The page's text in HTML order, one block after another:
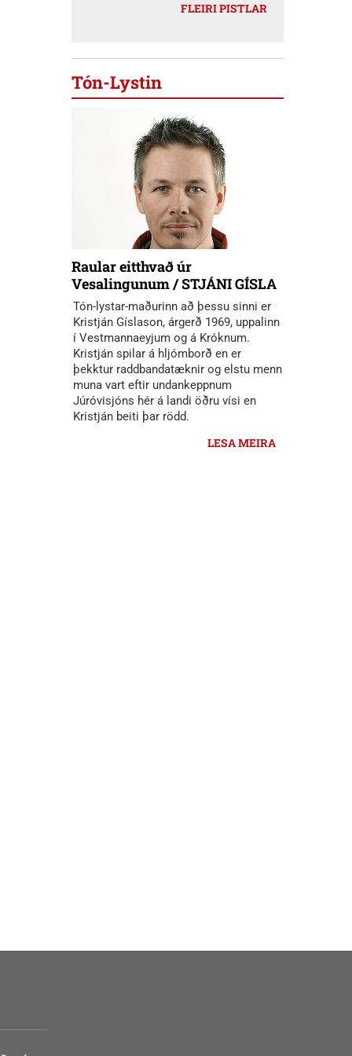
FLEIRI PISTLAR
Tón-Lystin
Raular eitthvað úr
Vesalingunum / STJÁNI GÍSLA
Tón-lystar-maðurinn að þessu sinni er
Kristján Gíslason, árgerð 1969, uppalinn
í Vestmannaeyjum og á Króknum.
Kristján spilar á hljómborð en er
þekktur raddbandatæknir og elstu menn
muna vart eftir undankeppnum
Júróvisjóns hér á landi öðru vísi en
Kristján beiti þar rödd.
LESA MEIRA